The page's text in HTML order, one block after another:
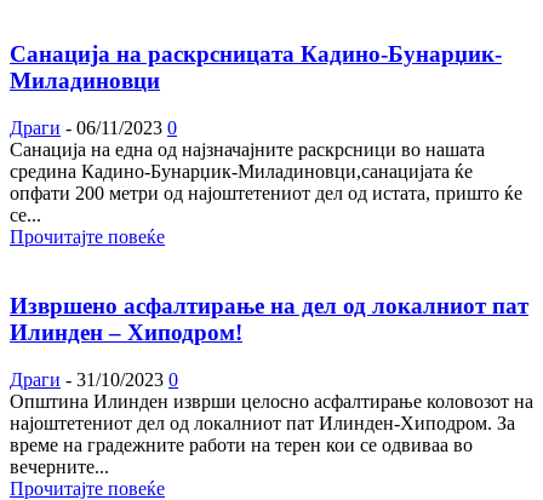
Санација на раскрсницата Кадино-Бунарџик-
Миладиновци
Драги - 06/11/2023 0
Санација на една од најзначајните раскрсници во нашата
средина Кадино-Бунарџик-Миладиновци,санацијата ќе
опфати 200 метри од најоштетениот дел од истата, пришто ќе
се...
Прочитајте повеќе
Извршено асфалтирање на дел од локалниот пат
Илинден – Хиподром!
Драги - 31/10/2023 0
Општина Илинден изврши целосно асфалтирање коловозот на
најоштетениот дел од локалниот пат Илинден-Хиподром. За
време на градежните работи на терен кои се одвиваа во
вечерните...
Прочитајте повеќе